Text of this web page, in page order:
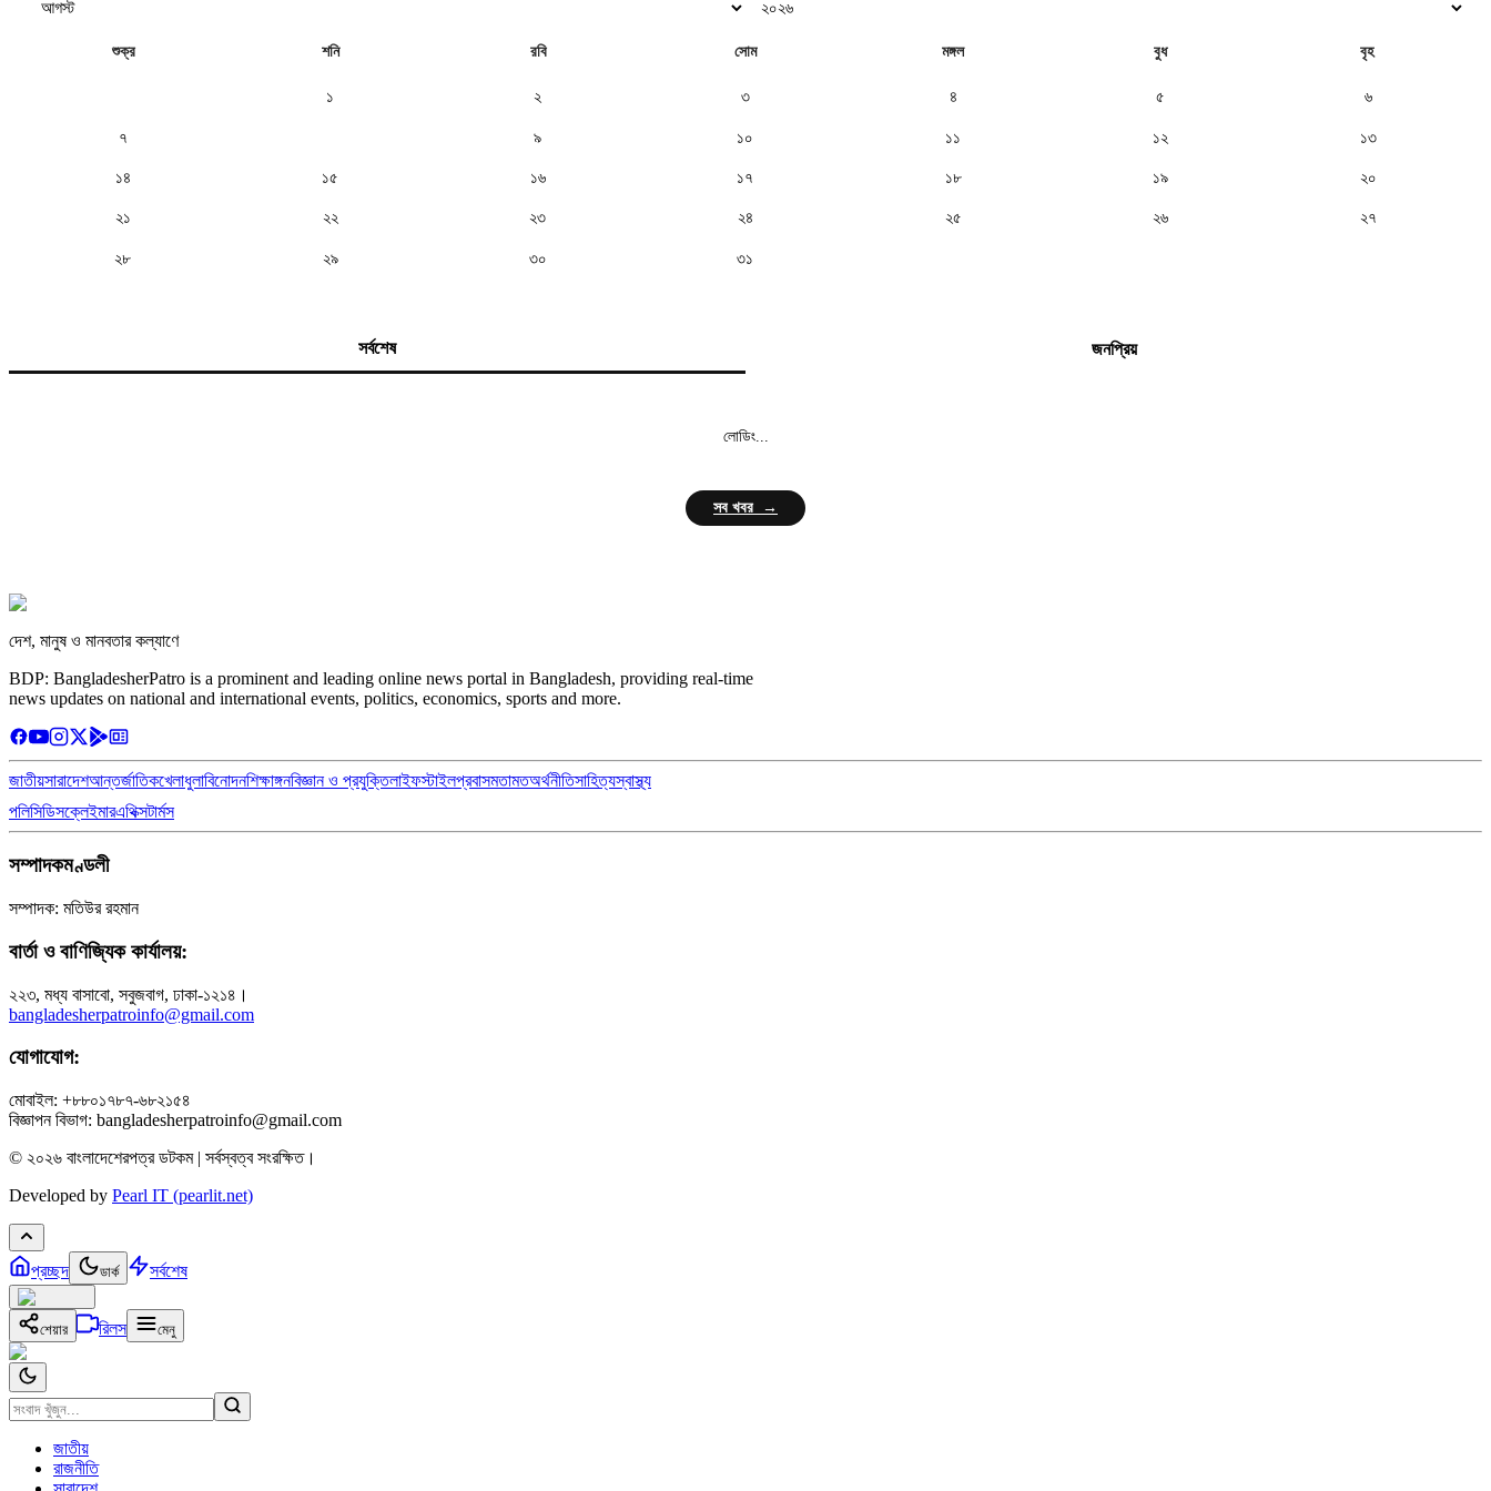
শুক্র শনি রবি সোম মঙ্গল বুধ বৃহ
১ ২ ৩ ৪ ৫ ৬
৭ ৯ ১০ ১১ ১২ ১৩
১৪ ১৫ ১৬ ১৭ ১৮ ১৯ ২০
২১ ২২ ২৩ ২৪ ২৫ ২৬ ২৭
২৮ ২৯ ৩০ ৩১
সর্বশেষ জনপ্রিয়
লোডিং...
সব খবর →
দেশ, মানুষ ও মানবতার কল্যাণে
BDP: BangladesherPatro is a prominent and leading online news portal in Bangladesh, providing real-time
news updates on national and international events, politics, economics, sports and more.
জাতীয়সারাদেশআন্তর্জাতিকখেলাধুলাবিনোদনশিক্ষাঙ্গনবিজ্ঞান ও প্রযুক্তিলাইফস্টাইলপ্রবাসমতামতঅর্থনীতিসাহিত্যস্বাস্থ্য
পলিসিডিসক্লেইমারএথিক্সটার্মস
সম্পাদকমণ্ডলী
সম্পাদক: মতিউর রহমান
বার্তা ও বাণিজ্যিক কার্যালয়:
২২৩, মধ্য বাসাবো, সবুজবাগ, ঢাকা-১২১৪।
bangladesherpatroinfo@gmail.com
যোগাযোগ:
মোবাইল: +৮৮০১৭৮৭-৬৮২১৫৪
বিজ্ঞাপন বিভাগ: bangladesherpatroinfo@gmail.com
© ২০২৬ বাংলাদেশেরপত্র ডটকম | সর্বস্বত্ব সংরক্ষিত।
Developed by Pearl IT (pearlit.net)
প্রচ্ছদ ডার্ক সর্বশেষ
শেয়ার রিলস মেনু
জাতীয়
রাজনীতি